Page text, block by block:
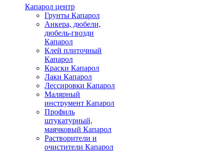
Капарол центр
Грунты Капарол
Анкера, дюбели,
дюбель-гвозди
Капарол
Клей плиточный
Капарол
Краски Капарол
Лаки Капарол
Лессировки Капарол
Малярный
инструмент Капарол
Профиль
штукатурный,
маячковый Капарол
Растворители и
очистители Капарол